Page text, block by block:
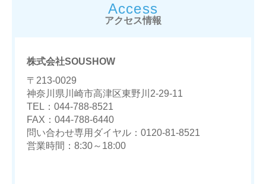
Access
アクセス情報
株式会社SOUSHOW
〒213-0029
神奈川県川崎市高津区東野川2-29-11
TEL：044-788-8521
FAX：044-788-6440
問い合わせ専用ダイヤル：0120-81-8521
営業時間：8:30～18:00